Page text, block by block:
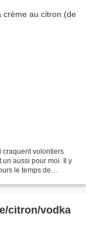
craquent volontiers
un aussi pour moi. Il y
le temps de
citron/vodka